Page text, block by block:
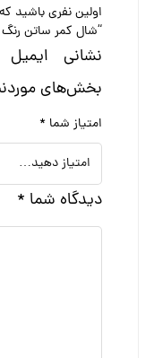
اولین نفری باشید
“شال کمر ساتن رنگ
نشانی
بخش‌های
امتیاز شما*
دیدگاه شما *